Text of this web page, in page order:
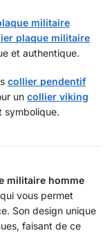
militaire
plaque militaire
et authentique.
collier pendentif
un collier viking
symbolique.
militaire homme
vous permet
Son design unique
faisant de ce